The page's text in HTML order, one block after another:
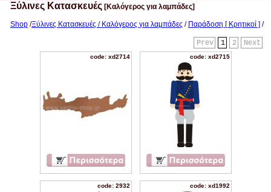
Ξύλινες Κατασκευές [Καλόγερος για λαμπάδες]
Shop /Ξύλινες Κατασκευές / Καλόγερος για λαμπάδες / Παράδοση [ Κρητικοί ] /
Next
2
1
Prev
code: xd2714 code: xd2715
code: 2932 code: xd1992